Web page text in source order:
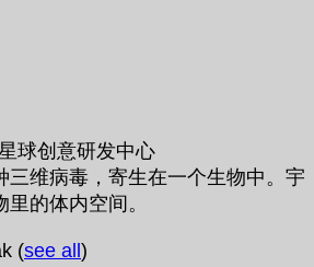
球创意研发中心
三维病毒，寄生在一个生物中。宇
的体内空间。
(see all)